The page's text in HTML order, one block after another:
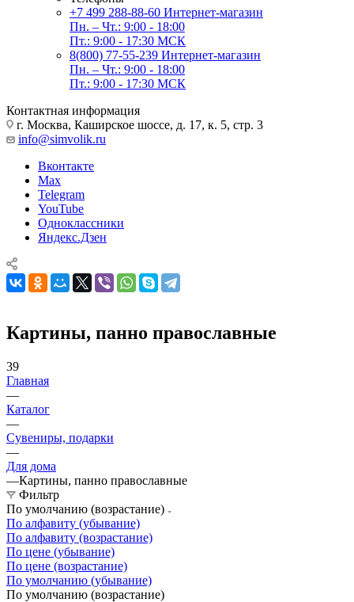
+7 499 288-88-60 Интернет-магазин
Пн. – Чт.: 9:00 - 18:00
Пт.: 9:00 - 17:30 МСК
8(800) 77-55-239 Интернет-магазин
Пн. – Чт.: 9:00 - 18:00
Пт.: 9:00 - 17:30 МСК
Контактная информация
г. Москва, Каширское шоссе, д. 17, к. 5, стр. 3
info@simvolik.ru
Вконтакте
Max
Telegram
YouTube
Одноклассники
Яндекс.Дзен
Картины, панно православные
39
Главная
—
Каталог
—
Сувениры, подарки
—
Для дома
—Картины, панно православные
Фильтр
По умолчанию (возрастание)
По алфавиту (убывание)
По алфавиту (возрастание)
По цене (убывание)
По цене (возрастание)
По умолчанию (убывание)
По умолчанию (возрастание)